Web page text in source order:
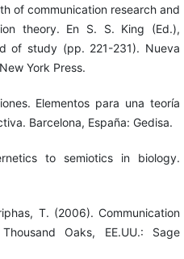
of communication research and
theory. En S. S. King (Ed.),
of study (pp. 221-231). Nueva
York Press.
Elementos para una teoría
Barcelona, España: Gedisa.
to semiotics in biology.
T. (2006). Communication
Oaks, EE.UU.: Sage